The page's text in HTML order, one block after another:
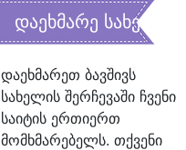
დაეხმარე სახელის
დაეხმარეთ ბავშივს
სახელის შერჩევაში ჩვენი
საიტის ერთიერთ
მომხმარებელს. თქვენი